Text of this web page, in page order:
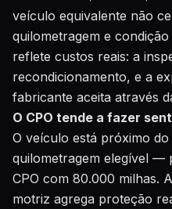
veículo equivalente não
quilometragem e
reflete custos reais: a
recondicionamento, e a
fabricante aceita através
O CPO tende a fazer
O veículo está próximo
quilometragem elegível —
CPO com 80.000 milhas.
motriz agrega proteção